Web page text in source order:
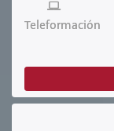
Teleformación